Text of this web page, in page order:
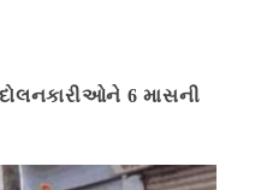
6 માસની